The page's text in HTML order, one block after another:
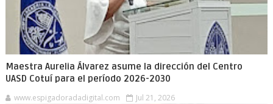
Maestra Aurelia Álvarez asume la dirección del Centro
UASD Cotuí para el período 2026-2030
www.espigadoradadigital.com Jul 21, 2026